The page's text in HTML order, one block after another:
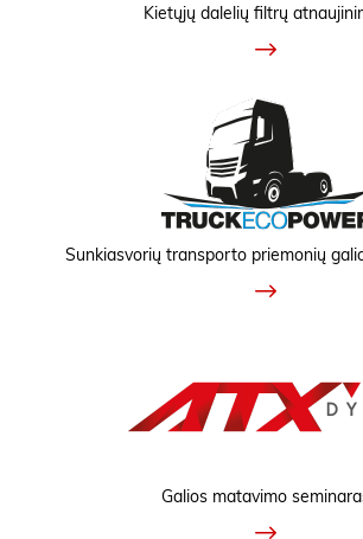
Kietųjų dalelių filtrų
Sunkiasvorių transporto priemonių
Galios matavimo